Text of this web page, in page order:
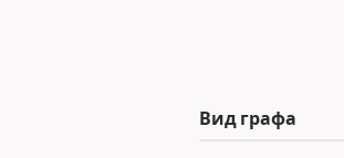
Вид графа